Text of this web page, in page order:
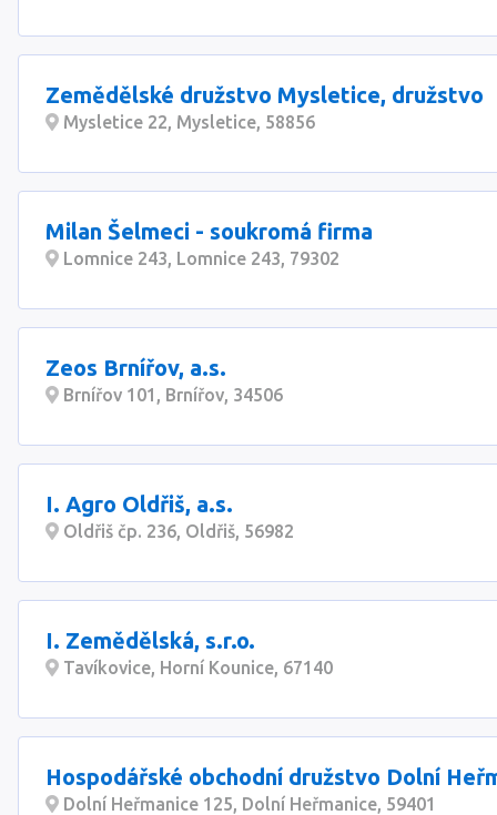
Zemědělské družstvo Mysletice, družstvo
Mysletice 22, Mysletice, 58856
Milan Šelmeci - soukromá firma
Lomnice 243, Lomnice 243, 79302
Zeos Brnířov, a.s.
Brnířov 101, Brnířov, 34506
I. Agro Oldřiš, a.s.
Oldřiš čp. 236, Oldřiš, 56982
I. Zemědělská, s.r.o.
Tavíkovice, Horní Kounice, 67140
Hospodářské obchodní družstvo Dolní
Dolní Heřmanice 125, Dolní Heřmanice, 59401